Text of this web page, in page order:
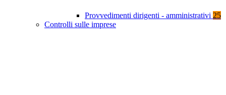
Provvedimenti dirigenti - amministrativi 25
Controlli sulle imprese